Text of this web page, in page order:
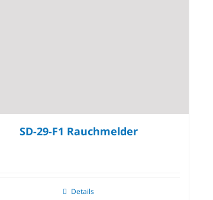
SD-29-F1 Rauchmelder
Details